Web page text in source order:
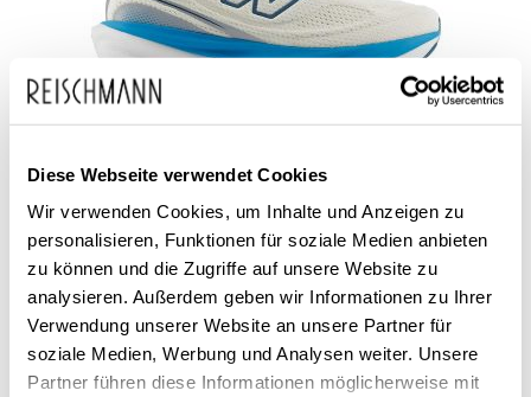
Diese Webseite verwendet Cookies
Wir verwenden Cookies, um Inhalte und Anzeigen zu
personalisieren, Funktionen für soziale Medien anbieten
zu können und die Zugriffe auf unsere Website zu
analysieren. Außerdem geben wir Informationen zu Ihrer
Verwendung unserer Website an unsere Partner für
soziale Medien, Werbung und Analysen weiter. Unsere
Partner führen diese Informationen möglicherweise mit
New Balance
Herren Laufschuhe 1080v15
200,00 €